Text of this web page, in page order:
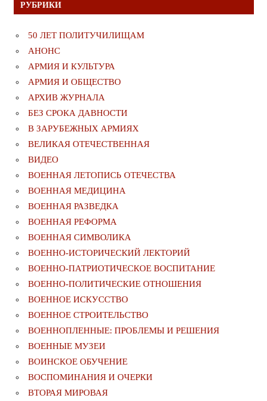
РУБРИКИ
50 ЛЕТ ПОЛИТУЧИЛИЩАМ
АНОНС
АРМИЯ И КУЛЬТУРА
АРМИЯ И ОБЩЕСТВО
АРХИВ ЖУРНАЛА
БЕЗ СРОКА ДАВНОСТИ
В ЗАРУБЕЖНЫХ АРМИЯХ
ВЕЛИКАЯ ОТЕЧЕСТВЕННАЯ
ВИДЕО
ВОЕННАЯ ЛЕТОПИСЬ ОТЕЧЕСТВА
ВОЕННАЯ МЕДИЦИНА
ВОЕННАЯ РАЗВЕДКА
ВОЕННАЯ РЕФОРМА
ВОЕННАЯ СИМВОЛИКА
ВОЕННО-ИСТОРИЧЕСКИЙ ЛЕКТОРИЙ
ВОЕННО-ПАТРИОТИЧЕСКОЕ ВОСПИТАНИЕ
ВОЕННО-ПОЛИТИЧЕСКИE ОТНОШЕНИЯ
ВОЕННОЕ ИСКУССТВО
ВОЕННОЕ СТРОИТЕЛЬСТВО
ВОЕННОПЛЕННЫЕ: ПРОБЛЕМЫ И РЕШЕНИЯ
ВОЕННЫЕ МУЗЕИ
ВОИНСКОЕ ОБУЧЕНИЕ
ВОСПОМИНАНИЯ И ОЧЕРКИ
ВТОРАЯ МИРОВАЯ